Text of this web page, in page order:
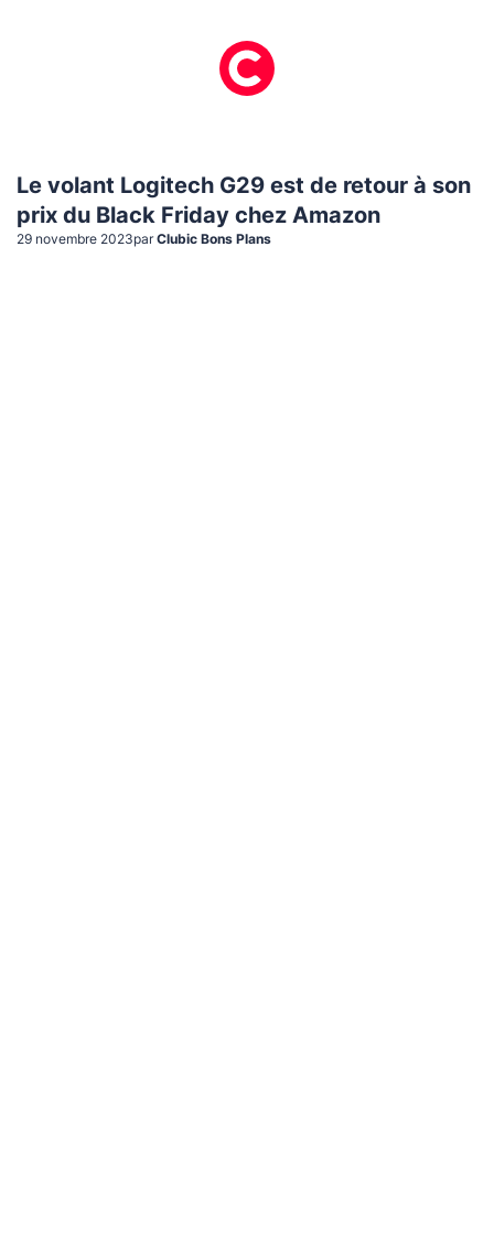
Le volant Logitech G29 est de retour à son
prix du Black Friday chez Amazon
29 novembre 2023par Clubic Bons Plans